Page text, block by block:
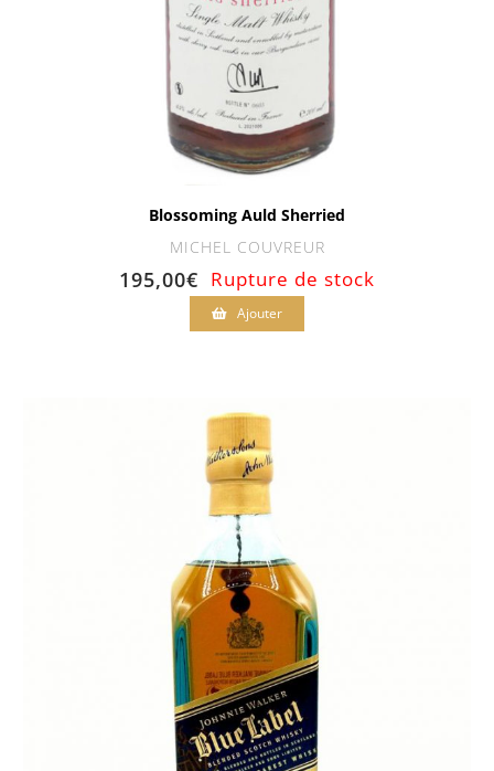
Blossoming Auld Sherried
MICHEL COUVREUR
195,00€ Rupture de stock
Ajouter